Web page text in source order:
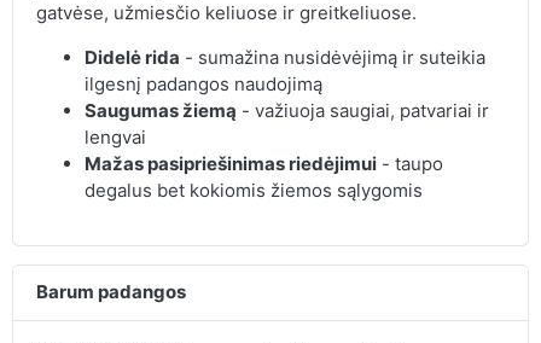
gatvėse, užmiesčio keliuose ir greitkeliuose.
Didelė rida - sumažina nusidėvėjimą ir suteikia
ilgesnį padangos naudojimą
Saugumas žiemą - važiuoja saugiai, patvariai ir
lengvai
Mažas pasipriešinimas riedėjimui- taupo
degalus bet kokiomis žiemos sąlygomis
Barum padangos